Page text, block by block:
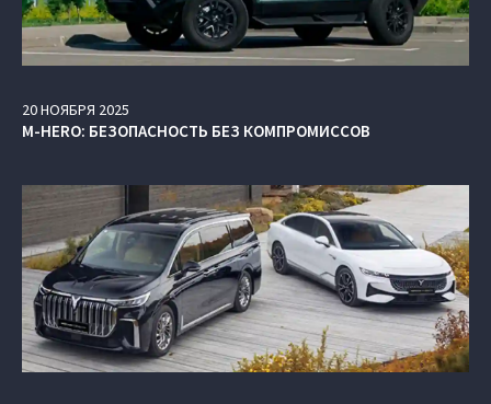
20НОЯБРЯ 2025
M‑HERO: БЕЗОПАСНОСТЬ БЕЗ КОМПРОМИССОВ